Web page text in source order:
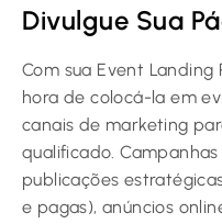
Divulgue Sua
Com sua Event
hora de colocá-la em
canais de marketing
qualificado.
publicações
e pagas), anúncios